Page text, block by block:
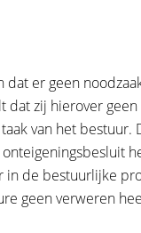
dat er geen
dat zij hierover
van het
in de bestuurlijke
geen verweren